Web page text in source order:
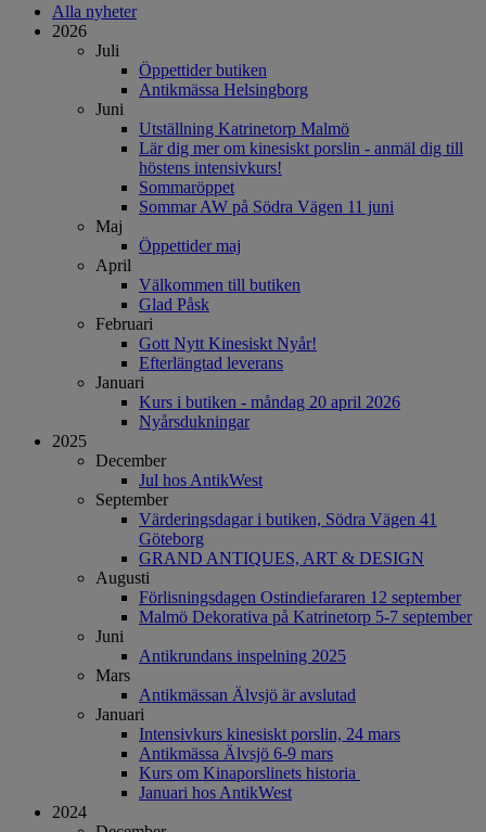
Alla nyheter
2026
Juli
Öppettider butiken
Antikmässa Helsingborg
Juni
Utställning Katrinetorp Malmö
Lär dig mer om kinesiskt porslin - anmäl dig till
höstens intensivkurs!
Sommaröppet
Sommar AW på Södra Vägen 11 juni
Maj
Öppettider maj
April
Välkommen till butiken
Glad Påsk
Februari
Gott Nytt Kinesiskt Nyår!
Efterlängtad leverans
Januari
Kurs i butiken - måndag 20 april 2026
Nyårsdukningar
2025
December
Jul hos AntikWest
September
Värderingsdagar i butiken, Södra Vägen 41
Göteborg
GRAND ANTIQUES, ART & DESIGN
Augusti
Förlisningsdagen Ostindiefararen 12 september
Malmö Dekorativa på Katrinetorp 5-7 september
Juni
Antikrundans inspelning 2025
Mars
Antikmässan Älvsjö är avslutad
Januari
Intensivkurs kinesiskt porslin, 24 mars
Antikmässa Älvsjö 6-9 mars
Kurs om Kinaporslinets historia
Januari hos AntikWest
2024